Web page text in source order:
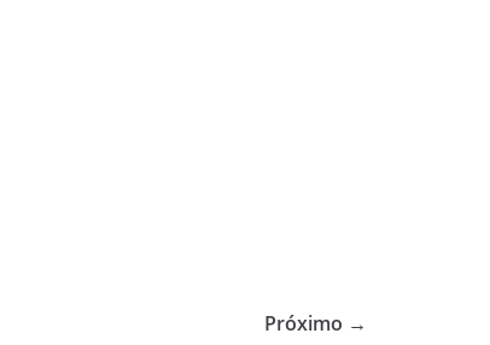
Próximo →